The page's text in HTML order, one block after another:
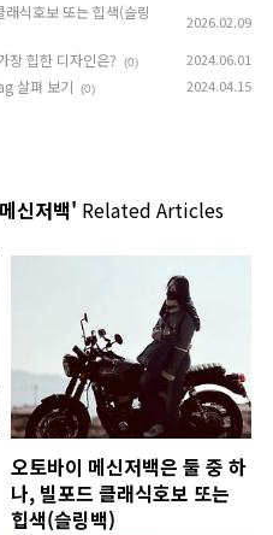
식호보 또는 힙색(슬링
2026.02.09
장 힙한 디자인은? (0) 2024.06.01
살펴 보기 (0) 2024.04.15
신저백' Related Articles
오토바이 메신저백은 둘 중 하
나, 빌포드 클래식호보 또는
힙색(슬링백)